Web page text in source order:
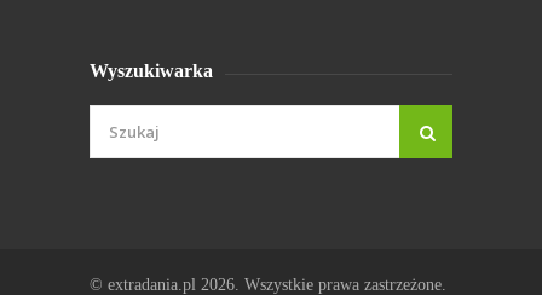
Wyszukiwarka
© extradania.pl 2026. Wszystkie prawa zastrzeżone.